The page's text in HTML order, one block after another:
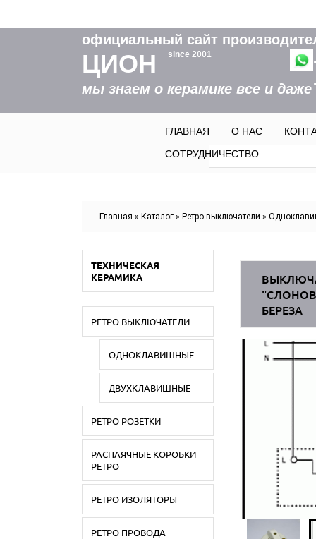
официальный сайт
ЦИОН since 2001
мы знаем о керамике все и
ГЛАВНАЯ О НАС
СОТРУДНИЧЕСТВОФорма
Поиск
Главная » Каталог » Ретро выключатели »
ТЕХНИЧЕСКАЯ
КЕРАМИКА
РЕТРО ВЫКЛЮЧАТЕЛИ
ОДНОКЛАВИШНЫЕ
ДВУХКЛАВИШНЫЕ
РЕТРО РОЗЕТКИ
РАСПАЯЧНЫЕ КОРОБКИ
РЕТРО
РЕТРО ИЗОЛЯТОРЫ
РЕТРО ПРОВОДА
БЕРЕЗА